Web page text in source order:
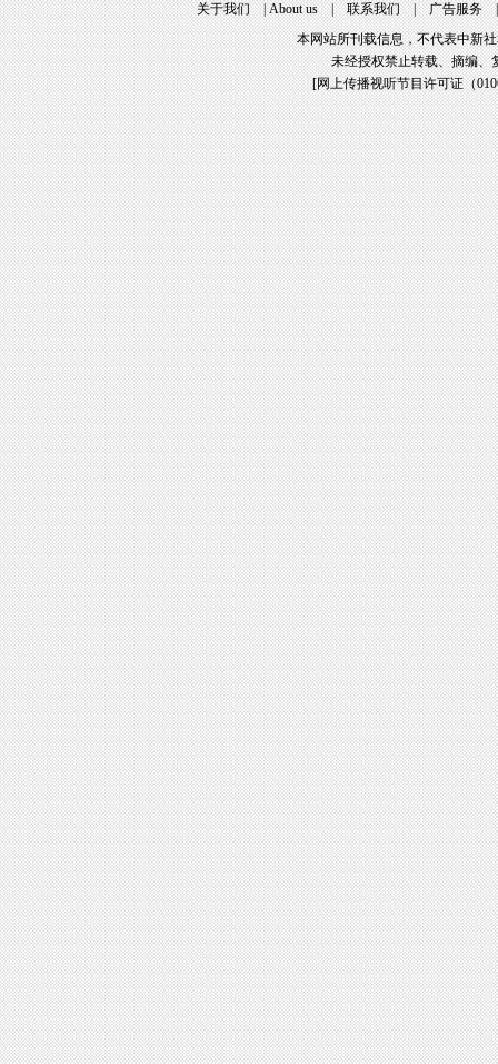
关于我们|About us|联系我们|广告服务
本网站所刊载信息，不代表中新
未经授权禁止转载、摘编、
[网上传播视听节目许可证（